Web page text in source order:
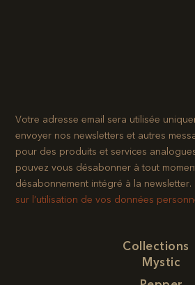
Votre adresse email sera utilisée
envoyer nos newsletters et autres
pour des produits et services
pouvez vous désabonner à tout
désabonnement intégré à la newsletter.​
sur l’utilisation de vos données
Collections
Mystic